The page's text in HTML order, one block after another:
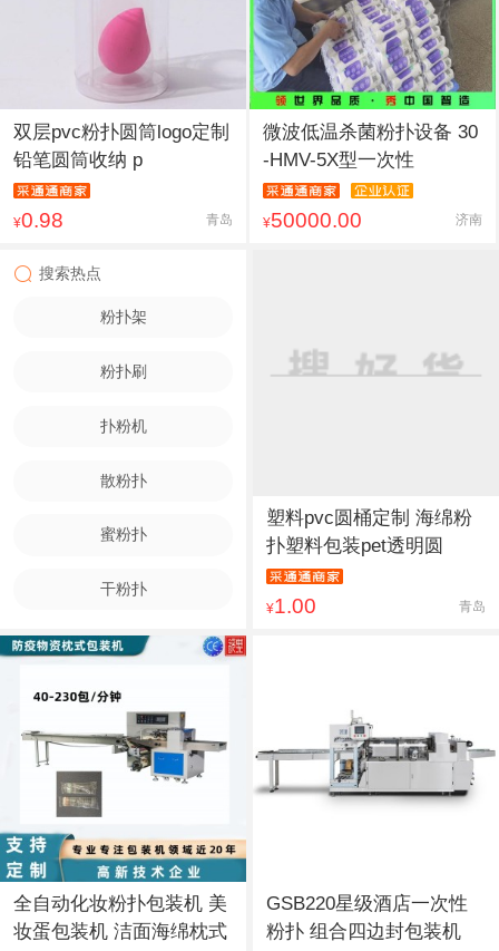
双层pvc粉扑圆筒logo定制
铅笔圆筒收纳 p
¥0.98 青岛
微波低温杀菌粉扑设备 30
-HMV-5X型一次性
¥50000.00 济南
搜索热点
粉扑架
粉扑刷
扑粉机
散粉扑
蜜粉扑
干粉扑
塑料pvc圆桶定制 海绵粉
扑塑料包装pet透明圆
¥1.00 青岛
全自动化妆粉扑包装机 美
妆蛋包装机 洁面海绵枕式
GSB220星级酒店一次性
粉扑 组合四边封包装机